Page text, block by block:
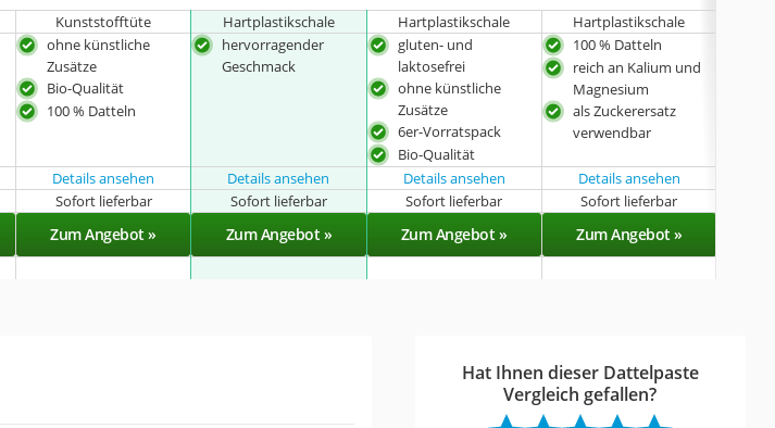
Kunststofftüte Hartplastikschale Hartplastikschale Hartplastikschale
ohne künstliche
Zusätze
Bio-Qualität
100 % Datteln
hervorragender
Geschmack
gluten- und
laktosefrei
ohne künstliche
Zusätze
6er-Vorratspack
Bio-Qualität
100 % Datteln
reich an Kalium und
Magnesium
als Zuckerersatz
verwendbar
Details ansehen Details ansehen Details ansehen
Details ansehen
Sofort lieferbar Sofort lieferbar Sofort lieferbar Sofort lieferbar
Zum Angebot » Zum Angebot » Zum Angebot » Zum Angebot »
Hat Ihnen dieser Dattelpaste
Vergleich gefallen?